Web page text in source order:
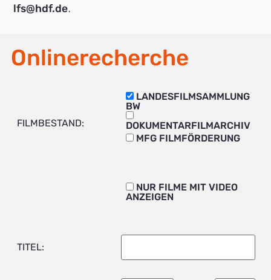
lfs@hdf.de.
Onlinerecherche
FILMBESTAND:
LANDESFILMSAMMLUNG
BW
DOKUMENTARFILMARCHIV
MFG FILMFÖRDERUNG
NUR FILME MIT VIDEO
ANZEIGEN
TITEL: